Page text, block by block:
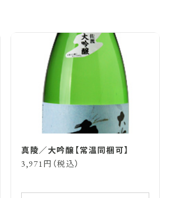
真陵／大吟醸【常温同梱可】
3,971円（税込）